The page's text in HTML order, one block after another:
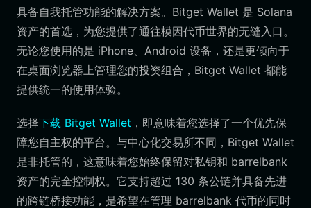
具备自我托管功能的解决方案。Bitget Wallet 是 Solana
资产的首选，为您提供了通往模因代币世界的无缝入口。
无论您使用的是 iPhone、Android 设备，还是更倾向于
在桌面浏览器上管理您的投资组合，Bitget Wallet 都能
提供统一的使用体验。
选择下载 Bitget Wallet ，即意味着您选择了一个优先保
障您自主权的平台。与中心化交易所不同，Bitget Wallet
是非托管的，这意味着您始终保留对私钥和 barrelbank
资产的完全控制权。它支持超过 130 条公链并具备先进
的跨链桥接功能，是希望在管理 barrelbank 代币的同时